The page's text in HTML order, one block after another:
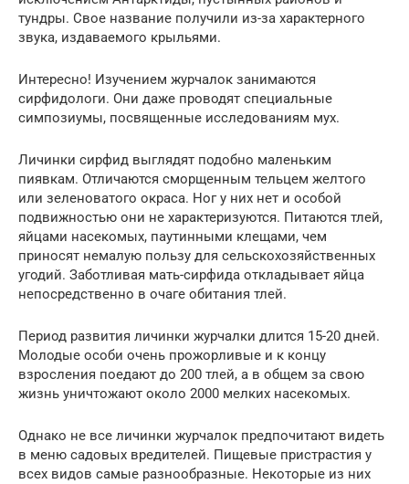
тундры. Свое название получили из-за характерного
звука, издаваемого крыльями.
Интересно! Изучением журчалок занимаются
сирфидологи. Они даже проводят специальные
симпозиумы, посвященные исследованиям мух.
Личинки сирфид выглядят подобно маленьким
пиявкам. Отличаются сморщенным тельцем желтого
или зеленоватого окраса. Ног у них нет и особой
подвижностью они не характеризуются. Питаются тлей,
яйцами насекомых, паутинными клещами, чем
приносят немалую пользу для сельскохозяйственных
угодий. Заботливая мать-сирфида откладывает яйца
непосредственно в очаге обитания тлей.
Период развития личинки журчалки длится 15-20 дней.
Молодые особи очень прожорливые и к концу
взросления поедают до 200 тлей, а в общем за свою
жизнь уничтожают около 2000 мелких насекомых.
Однако не все личинки журчалок предпочитают видеть
в меню садовых вредителей. Пищевые пристрастия у
всех видов самые разнообразные. Некоторые из них